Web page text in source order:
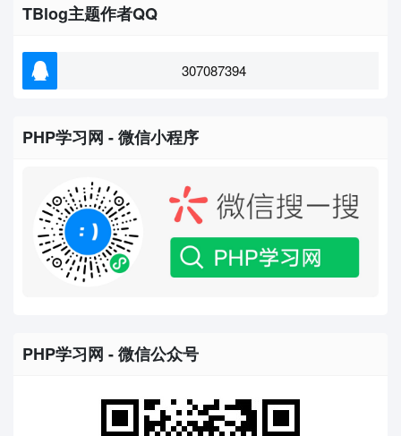
TBlog主题作者QQ
307087394
PHP学习网 - 微信小程序
PHP学习网 - 微信公众号